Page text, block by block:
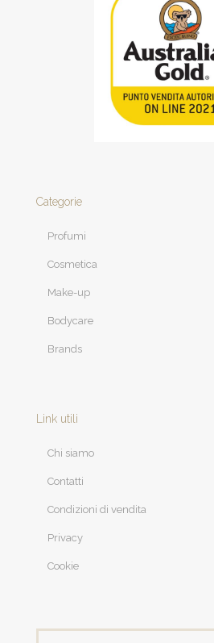
Categorie
Profumi
Cosmetica
Make-up
Bodycare
Brands
Link utili
Chi siamo
Contatti
Condizioni di vendita
Privacy
Cookie